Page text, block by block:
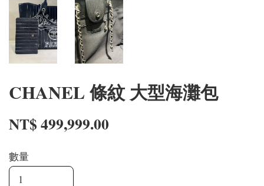
CHANEL 條紋 大型海灘包
NT$ 499,999.00
數量